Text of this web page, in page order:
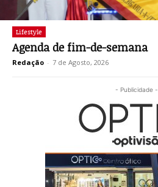
Lifestyle
Agenda de fim-de-semana
Redação - 7 de Agosto, 2026
- Publicidade -